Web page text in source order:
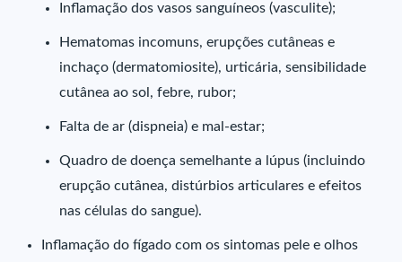
Inflamação dos vasos sanguíneos (vasculite);
Hematomas incomuns, erupções cutâneas e
inchaço (dermatomiosite), urticária, sensibilidade
cutânea ao sol, febre, rubor;
Falta de ar (dispneia) e mal-estar;
Quadro de doença semelhante a lúpus (incluindo
erupção cutânea, distúrbios articulares e efeitos
nas células do sangue).
Inflamação do fígado com os sintomas pele e olhos